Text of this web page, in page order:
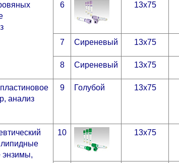
6 13х75
7 Сиреневый 13х75
8 Сиреневый 13х75
анализ
9 Голубой 13х75
липидные
энзимы,
10 13х75